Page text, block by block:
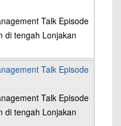
Talk Episode
di tengah Lonjakan
Talk Episode
Talk Episode
di tengah Lonjakan